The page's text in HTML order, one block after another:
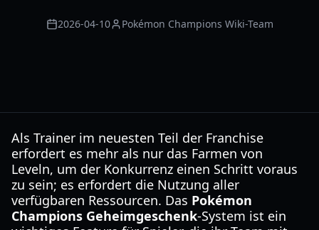
2026-04-10 Pokémon Champions Wiki-Team
Als Trainer im neuesten Teil der Franchise
erfordert es mehr als nur das Farmen von
Leveln, um der Konkurrenz einen Schritt voraus
zu sein; es erfordert die Nutzung aller
verfügbaren Ressourcen. Das Pokémon
Champions Geheimgeschenk-System ist ein